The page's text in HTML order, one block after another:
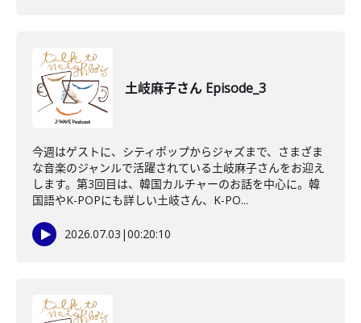
土岐麻子さん Episode_3
今週はゲストに、シティポップからジャズまで、さまざま
な音楽のジャンルで活躍されている土岐麻子さんをお迎え
します。第3回目は、韓国カルチャーのお話を中心に。韓
国語やK-POPにも詳しい土岐さん、K-PO...
2026.07.03 |00:20:10